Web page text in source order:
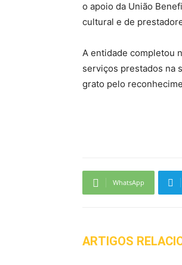
o apoio da União
cultural e de
A entidade completou
serviços prestados na
grato pelo
WhatsApp
ARTIGOS